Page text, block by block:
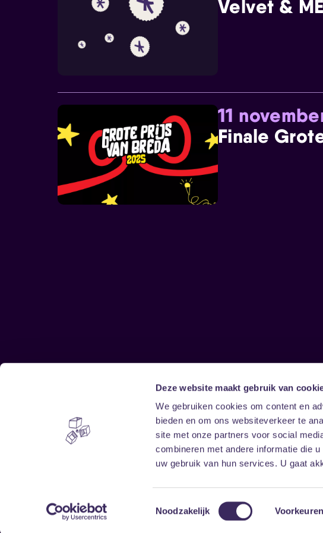
Deze website maakt gebruik van
We gebruiken cookies om content en
bieden en om ons websiteverkeer te
site met onze partners voor social
combineren met andere informatie die
uw gebruik van hun services. U gaat
Toestemmingsselectie
Noodzakelijk Voorkeuren
Velvet &
11
Finale
Home
Vrijwilligers
Disclaimer
Toegankelijkheid
Privacy & cookies